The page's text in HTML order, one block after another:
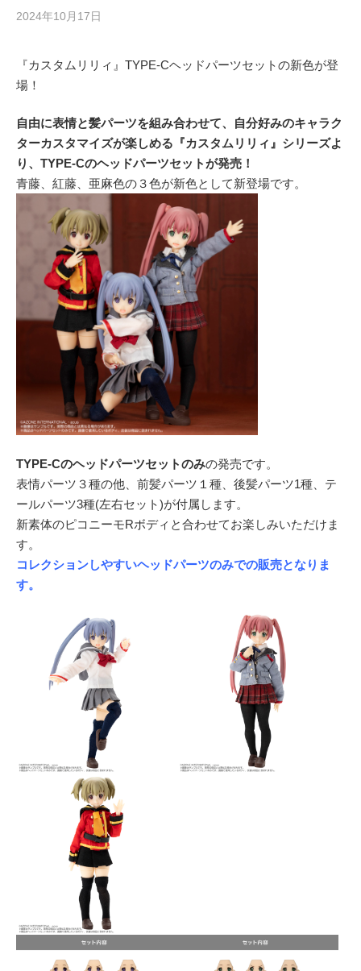
2024年10月17日
『カスタムリリィ』TYPE-Cヘッドパーツセットの新色が登
場！
自由に表情と髪パーツを組み合わせて、自分好みのキャラク
ターカスタマイズが楽しめる『カスタムリリィ』シリーズよ
り、TYPE-Cのヘッドパーツセットが発売！
青藤、紅藤、亜麻色の３色が新色として新登場です。
TYPE-Cのヘッドパーツセットのみの発売です。
表情パーツ３種の他、前髪パーツ１種、後髪パーツ1種、テ
ールパーツ3種(左右セット)が付属します。
新素体のピコニーモRボディと合わせてお楽しみいただけま
す。
コレクションしやすいヘッドパーツのみでの販売となりま
す。